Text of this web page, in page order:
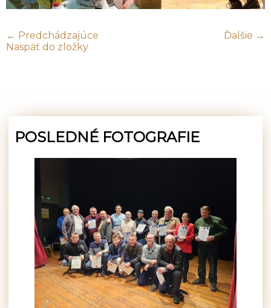
← Predchádzajúce
Ďalšie →
Naspäť do zložky
POSLEDNÉ FOTOGRAFIE